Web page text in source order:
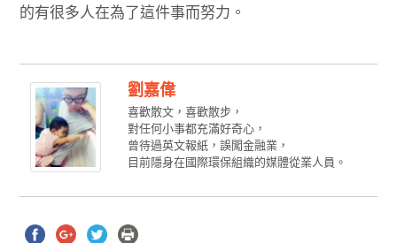
的有很多人在為了這件事而努力。
劉嘉偉
喜歡散文，喜歡散步，
對任何小事都充滿好奇心，
曾待過英文報紙，誤闖金融業，
目前隱身在國際環保組織的媒體從業人員。